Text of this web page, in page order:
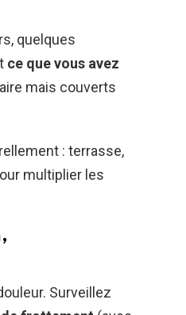
quelques
ce que vous avez
mais couverts
: terrasse,
multiplier les
Surveillez